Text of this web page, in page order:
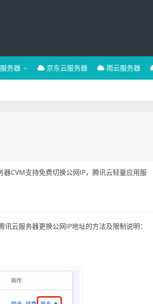
务器 京东云服务器 雨云服务器
CVM支持免费切换公网IP，腾讯云轻量应用服
云服务器更换公网IP地址的方法及限制说明：